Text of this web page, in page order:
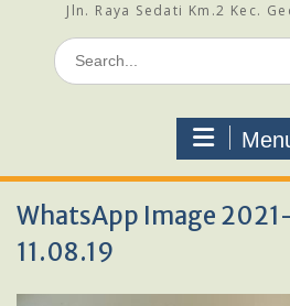
Jln. Raya Sedati Km.2 Kec.
Search
for:
WhatsApp Image
11.08.19